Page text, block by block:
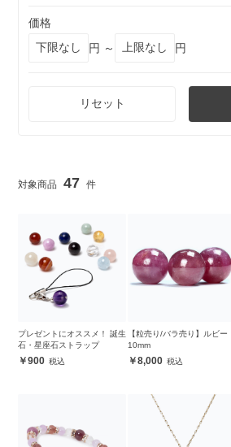
価格
円 ～
円
リセット
47
プレゼントにオススメ！ 誕生
石・星座石ストラップ
900
【粒売り/バラ売り】ルビー
10mm
8,000